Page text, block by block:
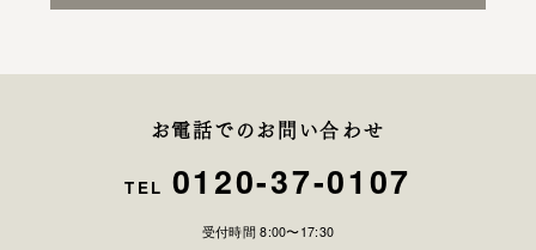
お電話でのお問い合わせ
TEL 0120-37-0107
受付時間 8:00〜17:30